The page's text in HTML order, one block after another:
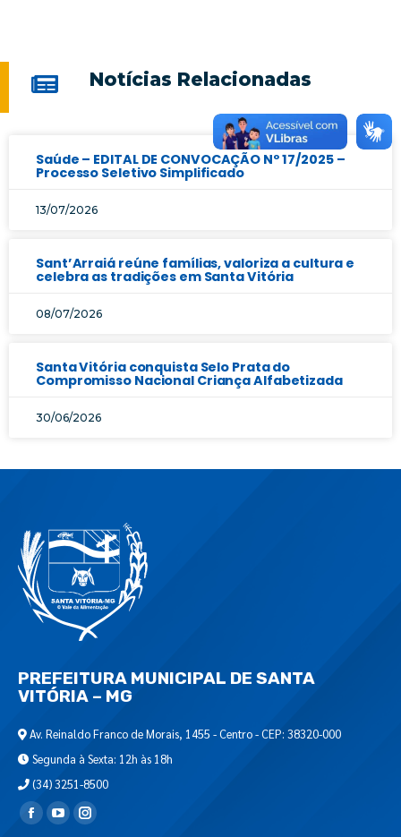
Notícias Relacionadas
Saúde – EDITAL DE CONVOCAÇÃO Nº 17/2025 –
Processo Seletivo Simplificado
13/07/2026
Sant’Arraiá reúne famílias, valoriza a cultura e
celebra as tradições em Santa Vitória
08/07/2026
Santa Vitória conquista Selo Prata do
Compromisso Nacional Criança Alfabetizada
30/06/2026
PREFEITURA MUNICIPAL DE SANTA
VITÓRIA – MG
Av. Reinaldo Franco de Morais, 1455 - Centro - CEP: 38320-000
Segunda à Sexta: 12h às 18h
(34) 3251-8500
Encontre-nos em: